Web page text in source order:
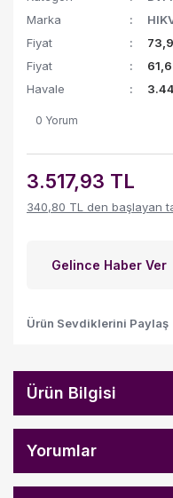
Marka
Fiyat
Fiyat
Havale
0 Yorum
3.517,93 TL
340,80 TL den başlayan
Gelince Haber Ver
Ürün Sevdiklerini Paylaş
Ürün Bilgisi
Yorumlar